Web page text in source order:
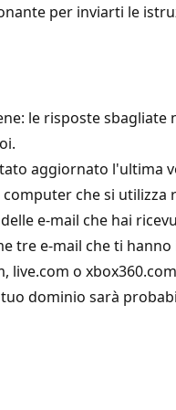
per inviarti le
le risposte
aggiornato l'ultima
che si utilizza
e-mail che hai
tre e-mail che ti hanno
o
dominio sarà